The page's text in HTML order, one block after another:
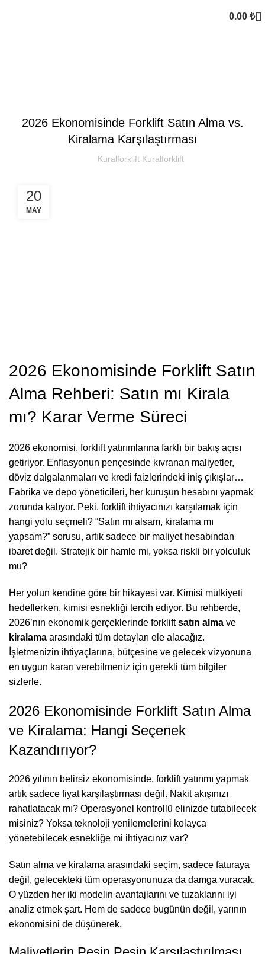
0.00 ₺
2026 Ekonomisinde Forklift Satın Alma vs.
Kiralama Karşılaştırması
Kuralforklift Kuralforklift
20
MAY
2026 Ekonomisinde Forklift Satın
Alma Rehberi: Satın mı Kirala
mı? Karar Verme Süreci
2026 ekonomisi, forklift yatırımlarına farklı bir bakış açısı
getiriyor. Enflasyonun pençesinde kıvranan maliyetler,
döviz dalgalanmaları ve kredi faizlerindeki iniş çıkışlar…
Fabrika ve depo yöneticileri, her kuruşun hesabını yapmak
zorunda kalıyor. Peki, forklift ihtiyacınızı karşılamak için
hangi yolu seçmeli? “Satın mı alsam, kiralama mı
yapsam?” sorusu, artık sadece bir maliyet hesabından
ibaret değil. Stratejik bir hamle mi, yoksa riskli bir yolculuk
mu?
Her yolun kendine göre bir hikayesi var. Kimisi mülkiyeti
hedeflerken, kimisi esnekliği tercih ediyor. Bu rehberde,
2026’nın ekonomik gerçeklerinde forkliftsatın alma ve
kiralama arasındaki tüm detayları ele alacağız.
İşletmenizin ihtiyaçlarına, bütçesine ve gelecek vizyonuna
en uygun kararı verebilmeniz için gerekli tüm bilgiler
sizlerle.
2026 Ekonomisinde Forklift Satın Alma
ve Kiralama: Hangi Seçenek
Kazandırıyor?
2026 yılının belirsiz ekonomisinde, forklift yatırımı yapmak
artık sadece fiyat karşılaştırması değil. Nakit akışınızı
rahatlatacak mı? Operasyonel kontrollü elinizde tutabilecek
misiniz? Yoksa teknoloji yenilemelerini kolayca
yönetebilecek esnekliğe mi ihtiyacınız var?
Satın alma ve kiralama arasındaki seçim, sadece faturaya
değil, gelecekteki tüm operasyonunuza da damga vuracak.
O yüzden her iki modelin avantajlarını ve tuzaklarını iyi
analiz etmek şart. Hem de sadece bugünün değil, yarının
ekonomisini de düşünerek.